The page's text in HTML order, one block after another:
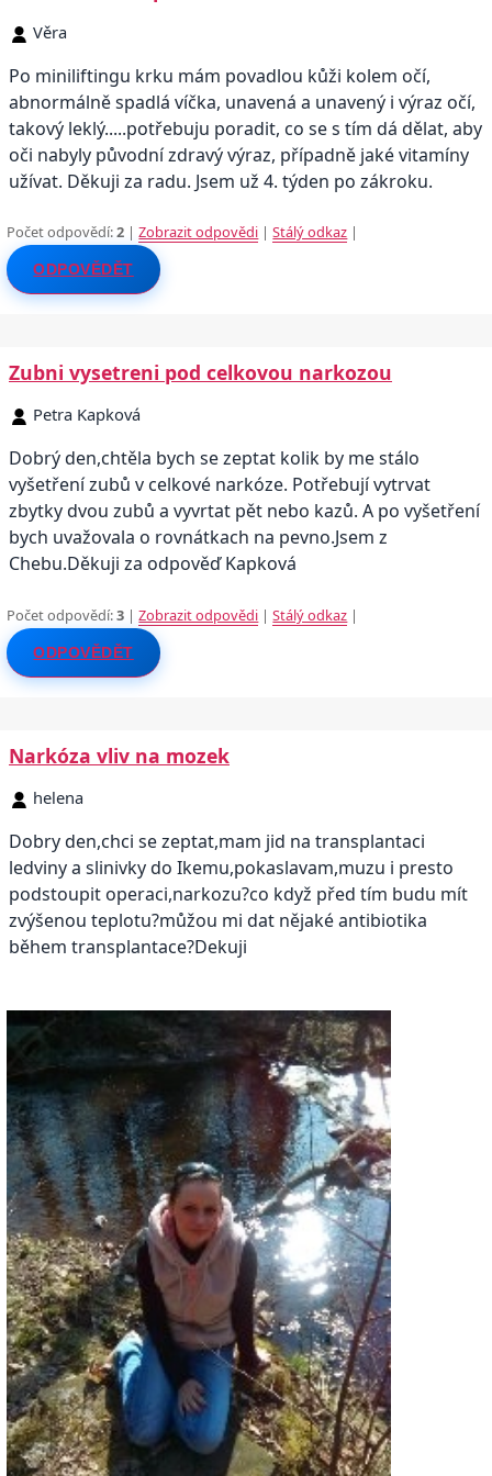
Věra
Po miniliftingu krku mám povadlou kůži kolem očí,
abnormálně spadlá víčka, unavená a unavený i výraz očí,
takový leklý.....potřebuju poradit, co se s tím dá dělat, aby
oči nabyly původní zdravý výraz, případně jaké vitamíny
užívat. Děkuji za radu. Jsem už 4. týden po zákroku.
Počet odpovědí:2 |Zobrazit odpovědi |Stálý odkaz |
ODPOVĚDĚT
Zubni vysetreni pod celkovou narkozou
Petra Kapková
Dobrý den,chtěla bych se zeptat kolik by me stálo
vyšetření zubů v celkové narkóze. Potřebují vytrvat
zbytky dvou zubů a vyvrtat pět nebo kazů. A po vyšetření
bych uvažovala o rovnátkach na pevno.Jsem z
Chebu.Děkuji za odpověď Kapková
Počet odpovědí:3 |Zobrazit odpovědi |Stálý odkaz |
ODPOVĚDĚT
Narkóza vliv na mozek
helena
Dobry den,chci se zeptat,mam jid na transplantaci
ledviny a slinivky do Ikemu,pokaslavam,muzu i presto
podstoupit operaci,narkozu?co když před tím budu mít
zvýšenou teplotu?můžou mi dat nějaké antibiotika
během transplantace?Dekuji